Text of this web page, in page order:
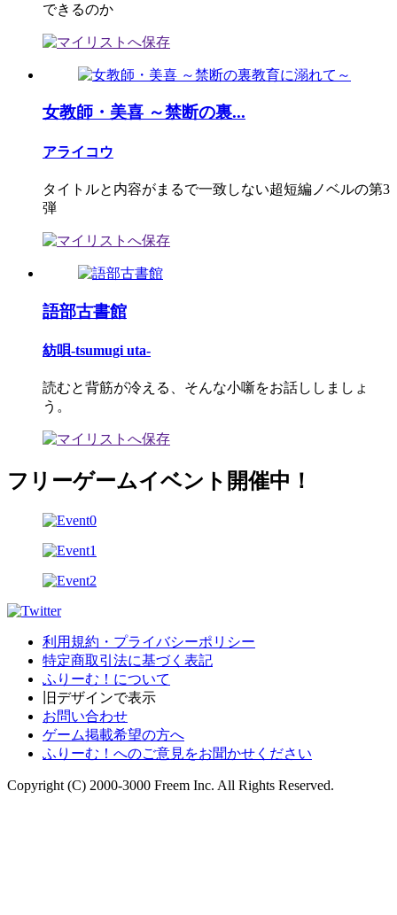
できるのか
女教師・美喜 ～禁断の裏...
アライコウ
タイトルと内容がまるで一致しない超短編ノベルの第3
弾
語部古書館
紡唄-tsumugi uta-
読むと背筋が冷える、そんな小噺をお話ししましょ
う。
フリーゲームイベント開催中！
利用規約・プライバシーポリシー
特定商取引法に基づく表記
ふりーむ！について
旧デザインで表示
お問い合わせ
ゲーム掲載希望の方へ
ふりーむ！へのご意見をお聞かせください
Copyright (C) 2000-3000 Freem Inc. All Rights Reserved.